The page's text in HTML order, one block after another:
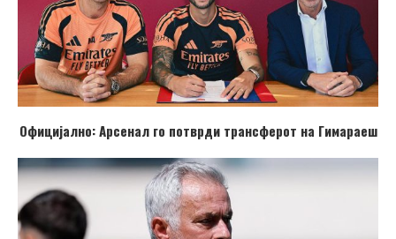
Официјално: Арсенал го потврди трансферот на Гимараеш